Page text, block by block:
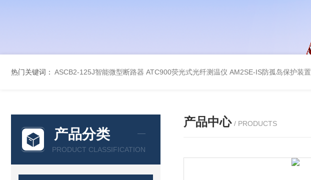
热门关键词： ASCB2-125J智能微型断路器 ATC900荧光式光纤测温仪 AM2SE-IS防孤岛保护装置
产品分类
PRODUCT CLASSIFICATION
产品中心 / PRODUCTS